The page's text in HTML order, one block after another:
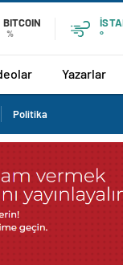
BITCOIN
%
°
Yazarlar
Politika